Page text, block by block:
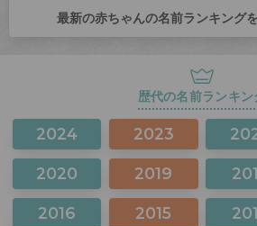
最新の赤ちゃんの名前ランキング
歴代の名前ランキン
2024 2023
2020 2019
2016 2015